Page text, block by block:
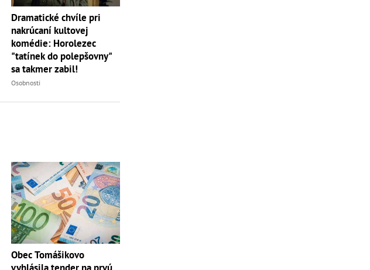
Dramatické chvíle pri
nakrúcaní kultovej
komédie: Horolezec
"tatínek do polepšovny"
sa takmer zabil!
Osobnosti
Obec Tomášikovo